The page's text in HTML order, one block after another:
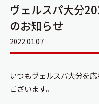
ヴェルスパ大分
のお知らせ
2022.01.07
いつもヴェルスパ大分を
ございます。